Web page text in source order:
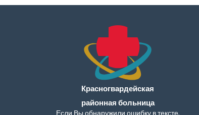
Красногвардейская
районная больница
Если Вы обнаружили ошибку в тексте,